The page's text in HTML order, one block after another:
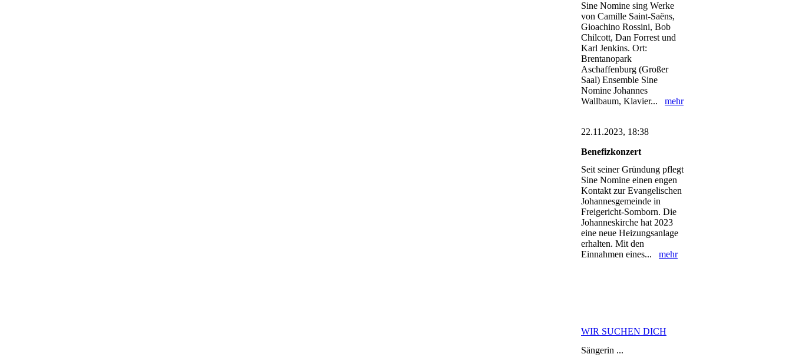
Sine Nomine sing Werke
von Camille Saint-Saëns,
Gioachino Rossini, Bob
Chilcott, Dan Forrest und
Karl Jenkins. Ort:
Brentanopark
Aschaffenburg (Großer
Saal) Ensemble Sine
Nomine Johannes
Wallbaum, Klavier... mehr
22.11.2023, 18:38
Benefizkonzert
Seit seiner Gründung pflegt
Sine Nomine einen engen
Kontakt zur Evangelischen
Johannesgemeinde in
Freigericht-Somborn. Die
Johanneskirche hat 2023
eine neue Heizungsanlage
erhalten. Mit den
Einnahmen eines... mehr
WIR SUCHEN DICH
Sängerin ...